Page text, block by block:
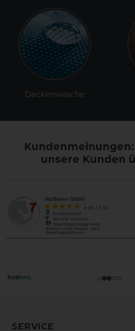
Deckenwäsche
Kundenmeinungen:
unsere Kunden
SERVICE